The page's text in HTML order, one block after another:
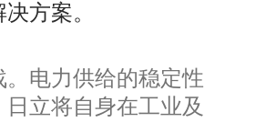
方案。
电力供给的稳定性
立将自身在工业及